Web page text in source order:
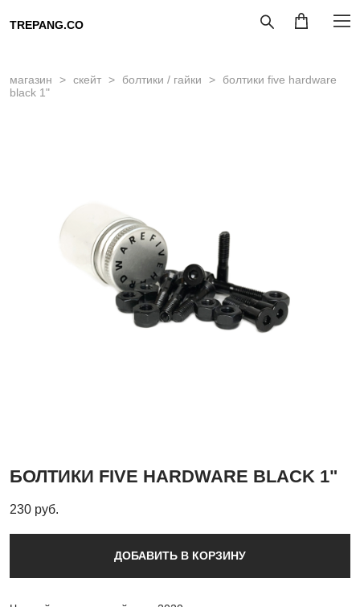
TREPANG.CO
магазин > скейт > болтики / гайки >
болтики five hardware
black 1"
БОЛТИКИ FIVE HARDWARE BLACK 1"
230 pуб.
ДОБАВИТЬ В КОРЗИНУ